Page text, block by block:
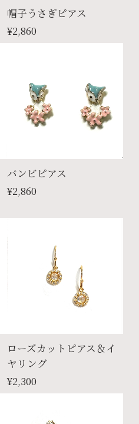
帽子うさぎピアス
¥2,860
バンビピアス
¥2,860
ローズカットピアス＆イ
ヤリング
¥2,300